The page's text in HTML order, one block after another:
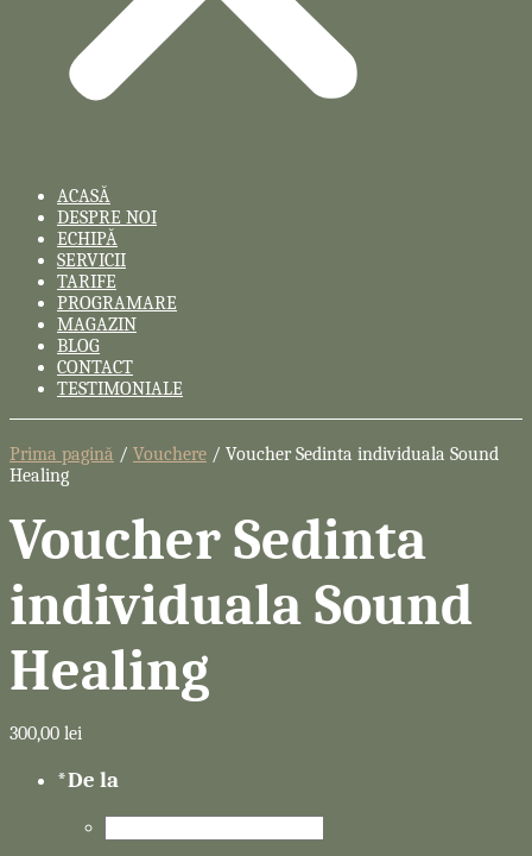
ACASĂ
DESPRE NOI
ECHIPĂ
SERVICII
TARIFE
PROGRAMARE
MAGAZIN
BLOG
CONTACT
TESTIMONIALE
Prima pagină / Vouchere / Voucher Sedinta individuala Sound
Healing
Voucher Sedinta
individuala Sound
Healing
300,00 lei
*De la